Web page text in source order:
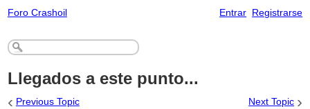
Foro Crashoil Entrar Registrarse
Llegados a este punto...
‹ Previous Topic Next Topic ›